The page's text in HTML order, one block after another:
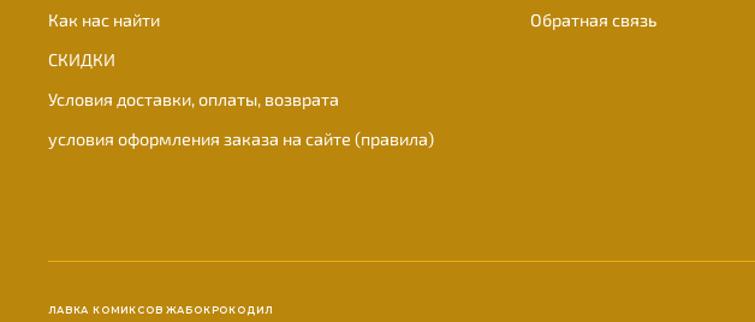
Как нас найти
СКИДКИ
Условия доставки, оплаты, возврата
условия оформления заказа на сайте (правила)
Обратная связь
ЛАВКА КОМИКСОВ ЖАБОКРОКОДИЛ